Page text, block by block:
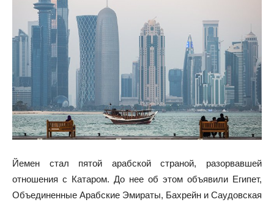
Йемен стал пятой арабской страной, разорвавшей
отношения с Катаром. До нее об этом объявили Египет,
Объединенные Арабские Эмираты, Бахрейн и Саудовская